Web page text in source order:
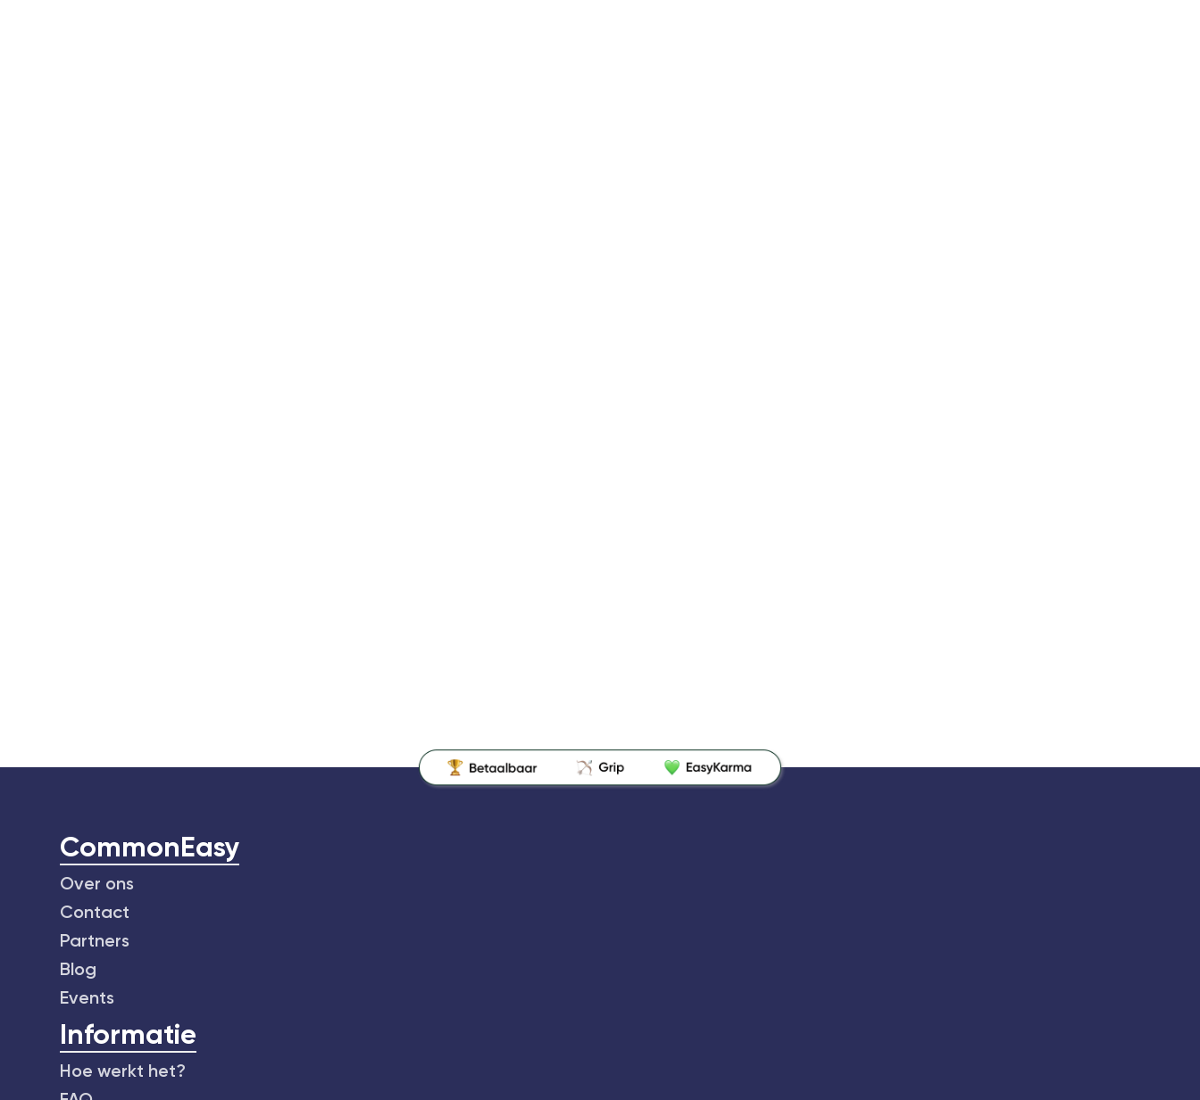
CommonEasy
Over ons
Contact
Partners
Blog
Events
Informatie
Hoe werkt het?